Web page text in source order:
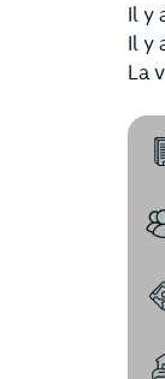
Il y
Il y
La